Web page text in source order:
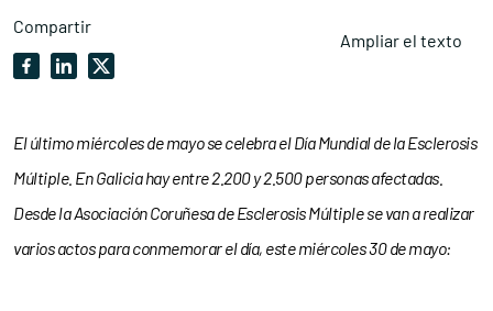
Compartir
Ampliar el texto
El último miércoles de mayo se celebra el Día Mundial de la Esclerosis
Múltiple. En Galicia hay entre 2.200 y 2.500 personas afectadas.
Desde la Asociación Coruñesa de Esclerosis Múltiple se van a realizar
varios actos para conmemorar el día, este miércoles 30 de mayo: